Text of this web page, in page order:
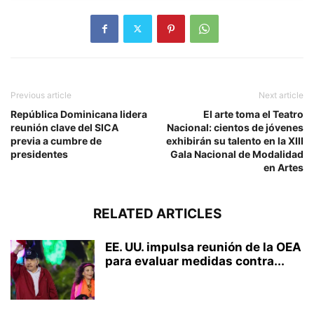
Previous article
República Dominicana lidera
reunión clave del SICA
previa a cumbre de
presidentes
Next article
El arte toma el Teatro
Nacional: cientos de jóvenes
exhibirán su talento en la XIII
Gala Nacional de Modalidad
en Artes
RELATED ARTICLES
EE. UU. impulsa reunión de la OEA
para evaluar medidas contra...